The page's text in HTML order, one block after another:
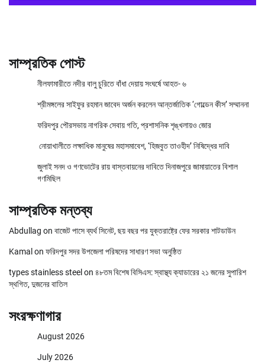
সাম্প্রতিক পোস্ট
নীলফামারীতে নদীর বালু চুরিতে বাঁধা দেয়ায় সংঘর্ষে আহত- ৬
শ্রীমঙ্গলের সাইফুর রহমান জাবেদ অর্জন করলেন আন্তর্জাতিক ‘গোল্ডেন কীস’ সম্মাননা
ফরিদপুর পৌরসভায় নাগরিক সেবায় গতি, প্রশাসনিক শৃঙ্খলায়ও জোর
নোয়াখালীতে লক্ষাধিক মানুষের মহাসমাবেশ, ‘হিজবুত তাওহীদ’ নিষিদ্ধের দাবি
জুলাই সনদ ও গণভোটের রায় বাস্তবায়নের দাবিতে দিনাজপুরে জামায়াতের বিশাল
গণমিছিল
সাম্প্রতিক মন্তব্য
Abdullag on বাজেট পাসে ব্যর্থ সিনেট, ছয় বছর পর যুক্তরাষ্ট্রে ফের সরকার শাটডাউন
Kamal on ফরিদপুর সদর উপজেলা পরিষদের সাধারণ সভা অনুষ্ঠিত
types stainless steel on ৪৮তম বিশেষ বিসিএস: স্বাস্থ্য ক্যাডারের ২১ জনের সুপারিশ
স্থগিত, দুজনের বাতিল
সংরক্ষণাগার
August 2026
July 2026